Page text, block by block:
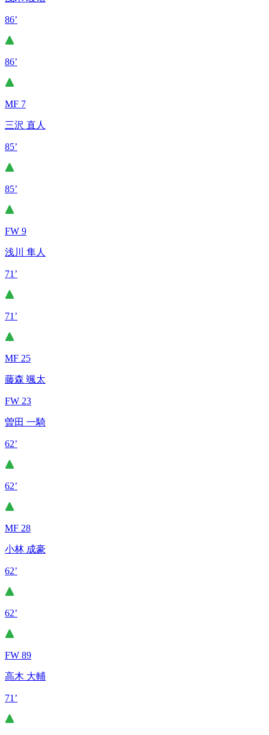
86’
86’
MF 7
三沢 直人
85’
85’
FW 9
浅川 隼人
71’
71’
MF 25
藤森 颯太
FW 23
曽田 一騎
62’
62’
MF 28
小林 成豪
62’
62’
FW 89
高木 大輔
71’